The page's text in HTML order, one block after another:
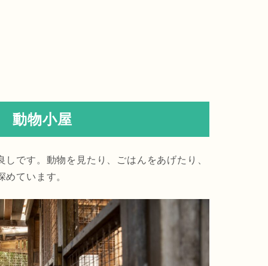
動物小屋
です。動物を見たり、ごはんをあげたり、
ています。